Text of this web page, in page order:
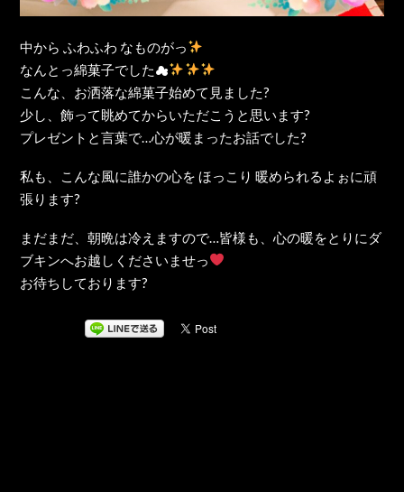
中から ふわふわ なものがっ
なんとっ綿菓子でした☁
こんな、お洒落な綿菓子始めて見ました?
少し、飾って眺めてからいただこうと思います?
プレゼントと言葉で…心が暖まったお話でした?
私も、こんな風に誰かの心を ほっこり 暖められるよぉに頑
張ります?
まだまだ、朝晩は冷えますので…皆様も、心の暖をとりにダ
ブキンへお越しくださいませっ
お待ちしております?